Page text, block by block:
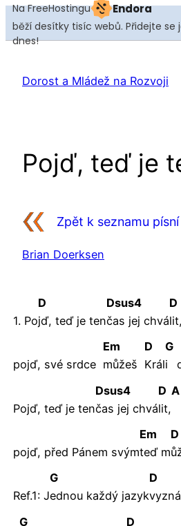
Na FreeHostingu Endora
běží desítky tisíc webů. Přidejte se
dnes!
obsah
Dorost a Mládež na Rozvoji
Pojď, teď je
Zpět k seznamu písní
Brian Doerksen
1. Po
D
jď, teď je ten
Dsus4
čas jej chvá
D
lit,
pojď, své srdce
Em
můžeš
D
Král
G
i
Pojď, teď je ten
Dsus4
čas jej chvá
D
lit,
A
pojď, před Pánem svým
Em
teď m
D
Ref.1: J
G
ednou každý jazyk
D
G
D